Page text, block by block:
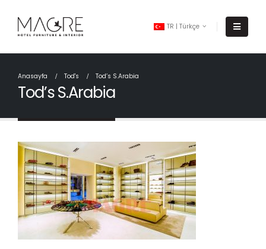
TR | Türkçe
Anasayfa Tod's Tod’s S.Arabia
Tod’s S.Arabia